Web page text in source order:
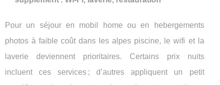
Pour un séjour en mobil home ou en hebergements
photos à faible coût dans les alpes piscine, le wifi et la
laverie deviennent prioritaires. Certains prix nuits
incluent ces services ; d’autres appliquent un petit